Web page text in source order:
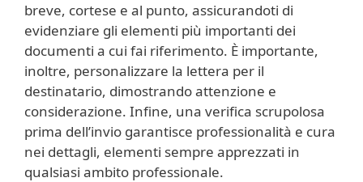
breve, cortese e al punto, assicurandoti di
evidenziare gli elementi più importanti dei
documenti a cui fai riferimento. È importante,
inoltre, personalizzare la lettera per il
destinatario, dimostrando attenzione e
considerazione. Infine, una verifica scrupolosa
prima dell’invio garantisce professionalità e cura
nei dettagli, elementi sempre apprezzati in
qualsiasi ambito professionale.